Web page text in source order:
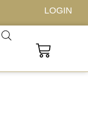
LOGIN
Carrito